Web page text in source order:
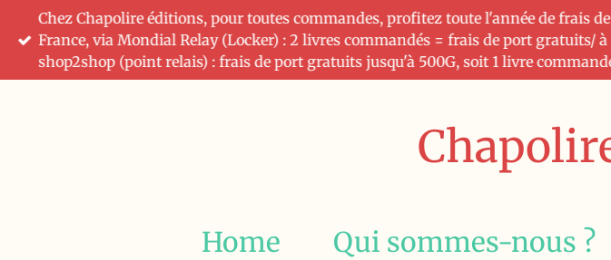
Passer
au
contenu
principal
Chez Chapolire éditions, pour toutes commandes, profitez toute l'année de frais
France, via Mondial Relay (Locker) : 2 livres commandés = frais de port
shop2shop (point relais) : frais de port gratuits jusqu'à 500G, soit 1 livre
Home Qui sommes-nous ?